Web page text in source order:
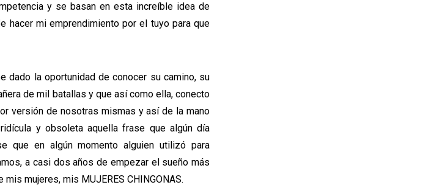
y se basan en esta increíble idea de
hacer mi emprendimiento por el tuyo para que
dado la oportunidad de conocer su camino, su
de mil batallas y que así como ella, conecto
versión de nosotras mismas y así de la mano
y obsoleta aquella frase que algún día
que en algún momento alguien utilizó para
a casi dos años de empezar el sueño más
mujeres, mis MUJERES CHINGONAS.